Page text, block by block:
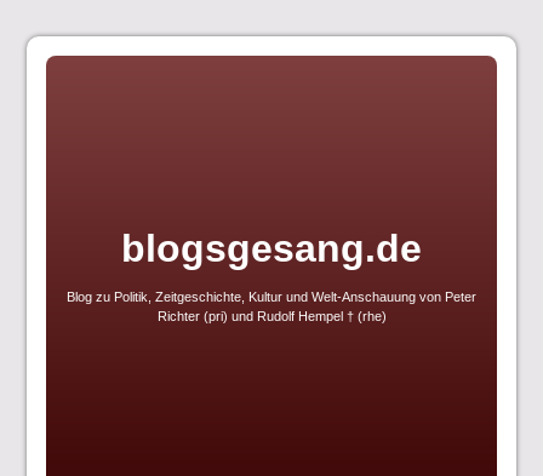
Skip
blogsgesang.de
Blog zu Politik, Zeitgeschichte, Kultur und Welt-Anschauung von Peter
Richter (pri) und Rudolf Hempel † (rhe)